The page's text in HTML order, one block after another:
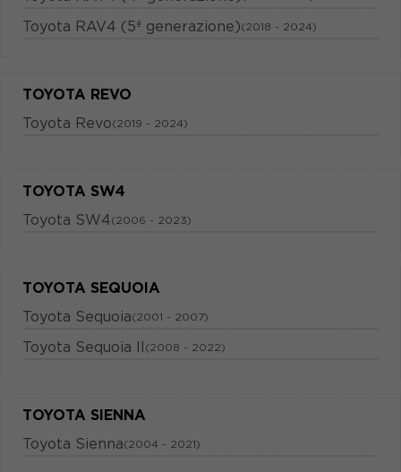
Toyota RAV4 (5ª generazione)(2018 - 2024)
TOYOTA REVO
Toyota Revo(2019 - 2024)
TOYOTA SW4
Toyota SW4(2006 - 2023)
TOYOTA SEQUOIA
Toyota Sequoia(2001 - 2007)
Toyota Sequoia II (2008 - 2022)
TOYOTA SIENNA
Toyota Sienna(2004 - 2021)